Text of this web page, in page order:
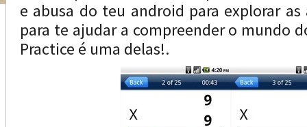
e abusa do teu android para explorar
para te ajudar a compreender o mundo
Practice é uma delas!.